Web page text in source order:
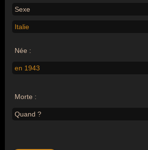
Sexe
Italie
Née :
en 1943
Morte :
Quand ?